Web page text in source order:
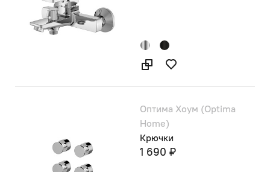
Оптима Хоум (Optima
Home)
Крючки
1 690 ₽